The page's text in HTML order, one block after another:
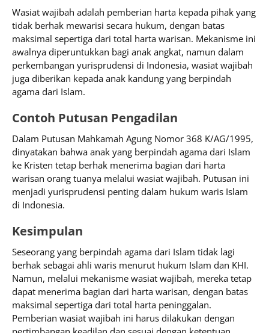
Wasiat wajibah adalah pemberian harta kepada pihak yang
tidak berhak mewarisi secara hukum, dengan batas
maksimal sepertiga dari total harta warisan. Mekanisme ini
awalnya diperuntukkan bagi anak angkat, namun dalam
perkembangan yurisprudensi di Indonesia, wasiat wajibah
juga diberikan kepada anak kandung yang berpindah
agama dari Islam.
Contoh Putusan Pengadilan
Dalam Putusan Mahkamah Agung Nomor 368 K/AG/1995,
dinyatakan bahwa anak yang berpindah agama dari Islam
ke Kristen tetap berhak menerima bagian dari harta
warisan orang tuanya melalui wasiat wajibah. Putusan ini
menjadi yurisprudensi penting dalam hukum waris Islam
di Indonesia.
Kesimpulan
Seseorang yang berpindah agama dari Islam tidak lagi
berhak sebagai ahli waris menurut hukum Islam dan KHI.
Namun, melalui mekanisme wasiat wajibah, mereka tetap
dapat menerima bagian dari harta warisan, dengan batas
maksimal sepertiga dari total harta peninggalan.
Pemberian wasiat wajibah ini harus dilakukan dengan